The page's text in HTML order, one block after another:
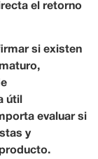
el retorno
si existen
útil
evaluar si
y